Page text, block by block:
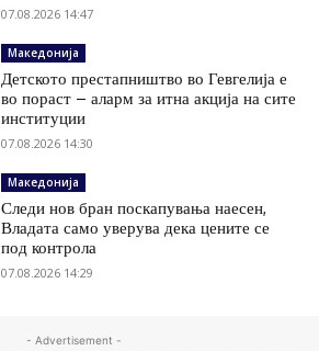
07.08.2026 14:47
Македонија
Детското престапништво во Гевгелија е
во пораст – аларм за итна акција на сите
институции
07.08.2026 14:30
Македонија
Следи нов бран поскапувања наесен,
Владата само уверува дека цените се
под контрола
07.08.2026 14:29
- Advertisement -